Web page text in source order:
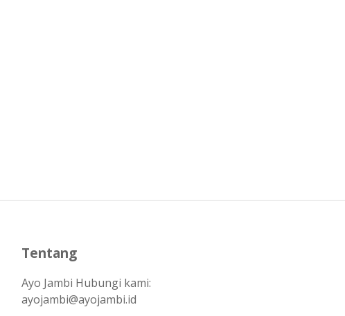
Tentang
Ayo Jambi Hubungi kami:
ayojambi@ayojambi.id